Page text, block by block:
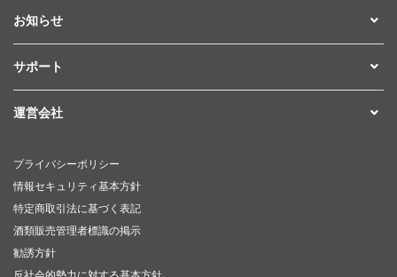
お知らせ
サポート
運営会社
プライバシーポリシー
情報セキュリティ基本方針
特定商取引法に基づく表記
酒類販売管理者標識の掲示
勧誘方針